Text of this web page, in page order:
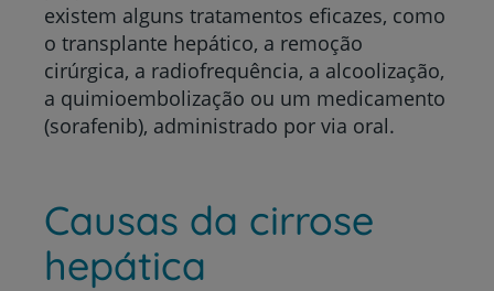
existem alguns tratamentos eficazes, como
o transplante hepático, a remoção
cirúrgica, a radiofrequência, a alcoolização,
a quimioembolização ou um medicamento
(sorafenib), administrado por via oral.
Causas da cirrose
hepática